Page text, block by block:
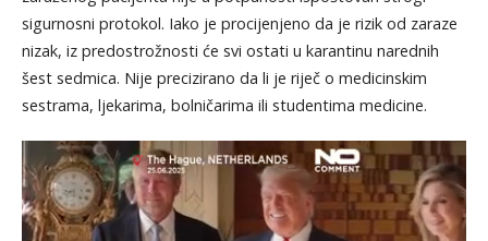
sigurnosni protokol. Iako je procijenjeno da je rizik od zaraze
nizak, iz predostrožnosti će svi ostati u karantinu narednih
šest sedmica. Nije precizirano da li je riječ o medicinskim
sestrama, ljekarima, bolničarima ili studentima medicine.